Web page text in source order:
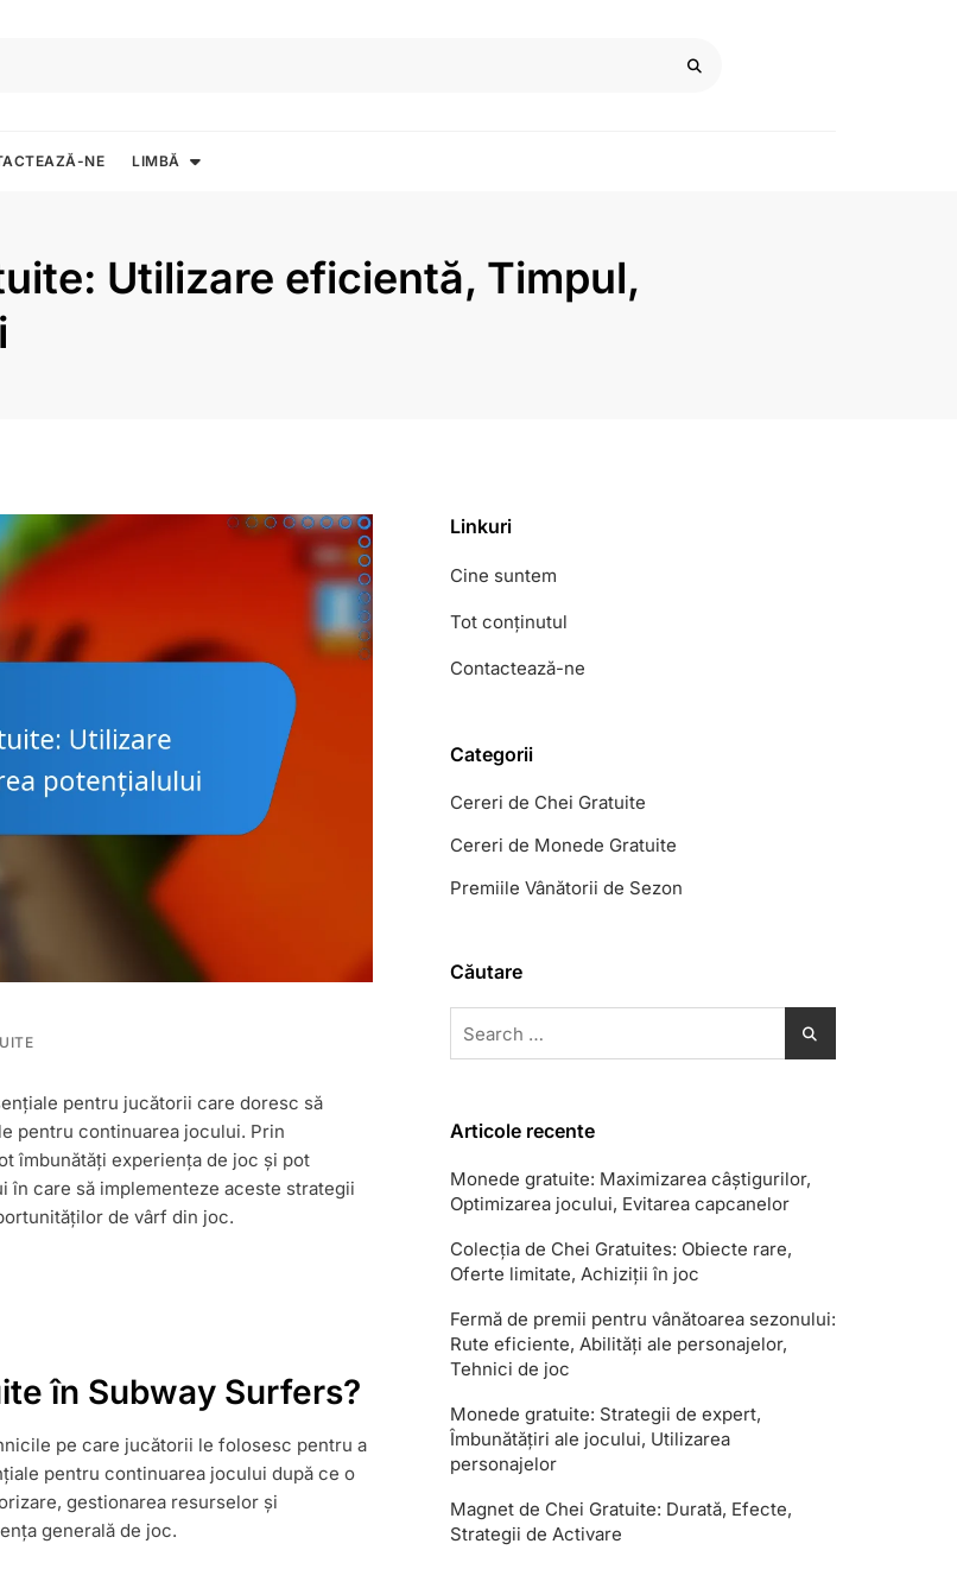
NE LIMBĂ
Utilizare eficientă, Timpul,
pentru jucătorii care doresc să
pentru continuarea jocului. Prin
îmbunătăți experiența de joc și pot
care să implementeze aceste strategii
de vârf din joc.
în Subway Surfers?
pe care jucătorii le folosesc pentru a
pentru continuarea jocului după ce o
gestionarea resurselor și
generală de joc.
Linkuri
Cine suntem
Tot conținutul
Contactează-ne
Categorii
Cereri de Chei Gratuite
Cereri de Monede Gratuite
Premiile Vânătorii de Sezon
Căutare
for:
Articole recente
Monede gratuite: Maximizarea câștigurilor,
Optimizarea jocului, Evitarea capcanelor
Colecția de Chei Gratuites: Obiecte rare,
Oferte limitate, Achiziții în joc
Fermă de premii pentru vânătoarea sezonului:
Rute eficiente, Abilități ale personajelor,
Tehnici de joc
Monede gratuite: Strategii de expert,
Îmbunătățiri ale jocului, Utilizarea
personajelor
Magnet de Chei Gratuite: Durată, Efecte,
Strategii de Activare